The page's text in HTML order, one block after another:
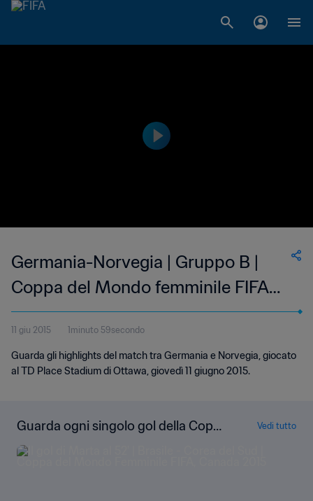
Germania-Norvegia | Gruppo B |
Coppa del Mondo femminile FIFA
Canada 2015 | Highlights
11 giu 2015 1minuto 59secondo
Guarda gli highlights del match tra Germania e Norvegia, giocato
al TD Place Stadium di Ottawa, giovedì 11 giugno 2015.
Guarda ogni singolo gol della Copp
a del Mondo Femminile FIFA Canad
a 2015
Vedi tutto